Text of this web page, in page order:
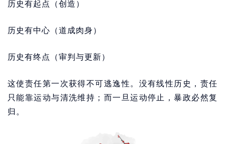
历史有起点（创造）
历史有中心（道成肉身）
历史有终点（审判与更新）
这使责任第一次获得不可逃逸性。没有线性历史，责任
只能靠运动与清洗维持；而一旦运动停止，暴政必然复
归。